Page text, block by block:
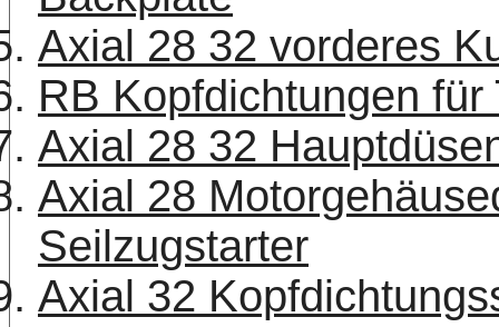
Axial 28 32 vorderes
RB Kopfdichtungen
Axial 28 32
Axial 28
Seilzugstarter
Axial 32